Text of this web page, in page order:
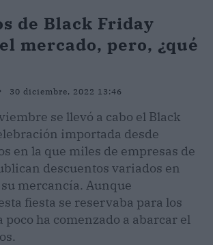
de Black Friday
mercado, pero, ¿qué
30 diciembre, 2022 13:46
se llevó a cabo el Black
importada desde
en la que miles de empresas de
descuentos variados en
mercancía. Aunque
fiesta se reservaba para los
poco ha comenzado a abarcar el